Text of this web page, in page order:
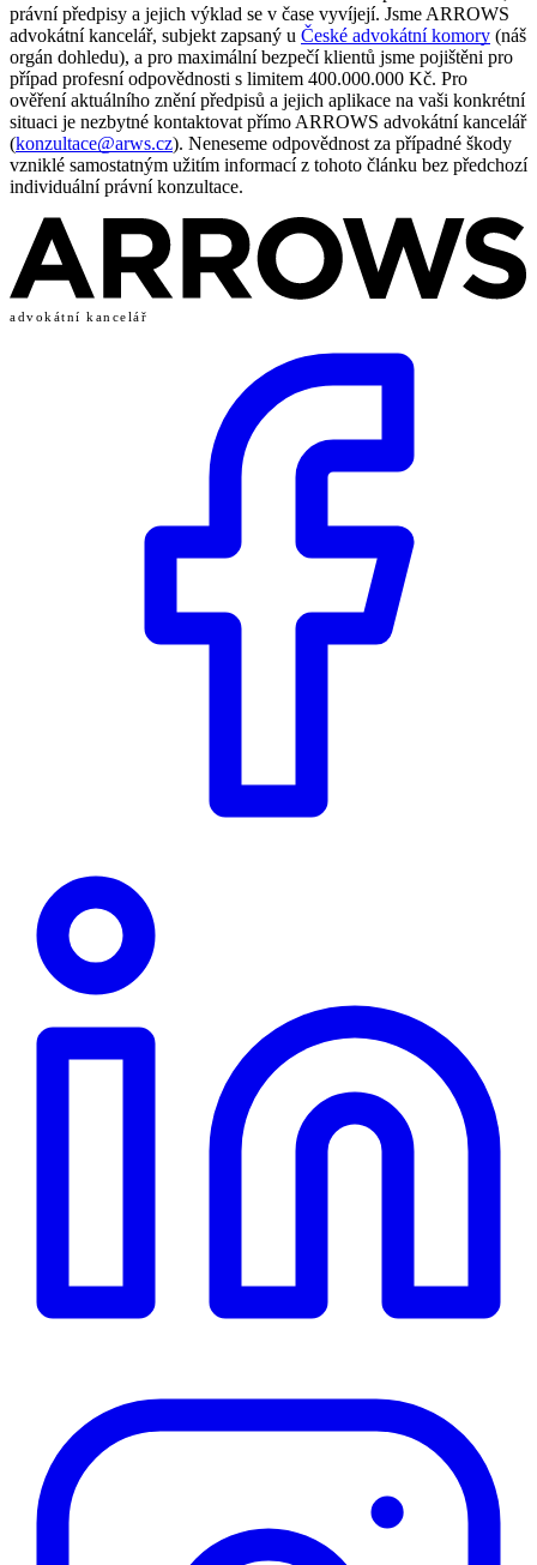
právní předpisy a jejich výklad se v čase vyvíjejí. Jsme ARROWS
advokátní kancelář, subjekt zapsaný u České advokátní komory (náš
orgán dohledu), a pro maximální bezpečí klientů jsme pojištěni pro
případ profesní odpovědnosti s limitem 400.000.000 Kč. Pro
ověření aktuálního znění předpisů a jejich aplikace na vaši konkrétní
situaci je nezbytné kontaktovat přímo ARROWS advokátní kancelář
(konzultace@arws.cz). Neneseme odpovědnost za případné škody
vzniklé samostatným užitím informací z tohoto článku bez předchozí
individuální právní konzultace.
advokátní kancelář